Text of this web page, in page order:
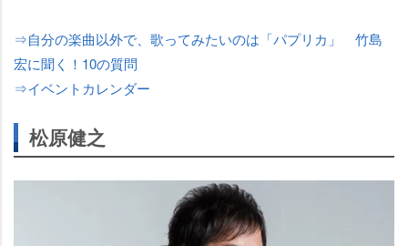
⇒自分の楽曲以外で、歌ってみたいのは「パプリカ」 竹島
宏に聞く！10の質問
⇒イベントカレンダー
松原健之